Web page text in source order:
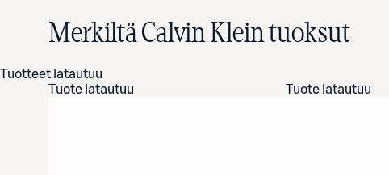
Merkiltä Calvin Klein tuoksut
Tuotteet latautuu
Tuote latautuu
Tuote latautuu